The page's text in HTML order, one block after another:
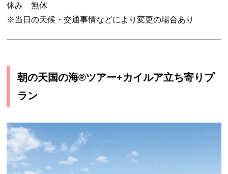
休み 無休
※当日の天候・交通事情などにより変更の場合あり
朝の天国の海®ツアー+カイルア立ち寄りプ
ラン